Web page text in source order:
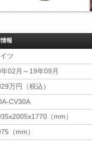
報
イツ
02月～19年09月
万円（税込）
CV30A
（mm）
（mm）